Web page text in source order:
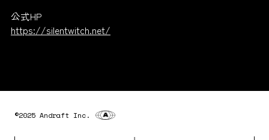
公式HP
https://silentwitch.net/
©2025 Andraft Inc.